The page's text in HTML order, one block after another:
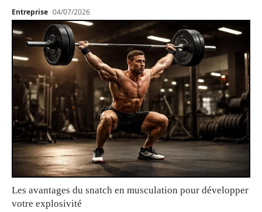
Entreprise 04/07/2026
Les avantages du snatch en musculation pour développer
votre explosivité